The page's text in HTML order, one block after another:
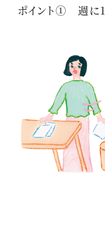
ポイント① 週に